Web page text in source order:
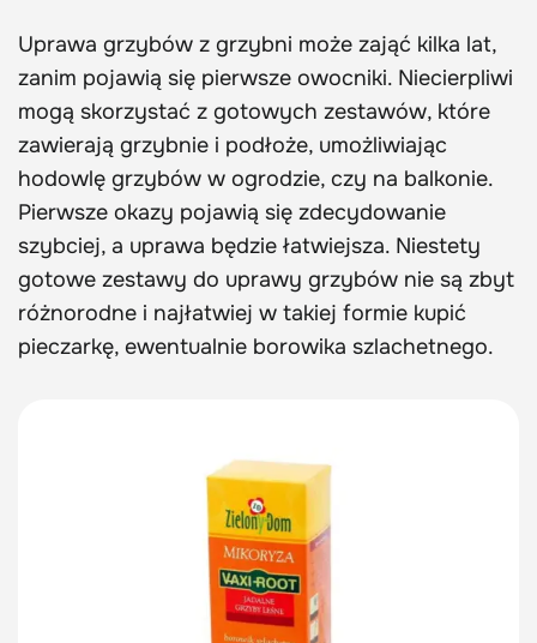
Uprawa grzybów z grzybni może zająć kilka lat,
zanim pojawią się pierwsze owocniki. Niecierpliwi
mogą skorzystać z gotowych zestawów, które
zawierają grzybnie i podłoże, umożliwiając
hodowlę grzybów w ogrodzie, czy na balkonie.
Pierwsze okazy pojawią się zdecydowanie
szybciej, a uprawa będzie łatwiejsza. Niestety
gotowe zestawy do uprawy grzybów nie są zbyt
różnorodne i najłatwiej w takiej formie kupić
pieczarkę, ewentualnie borowika szlachetnego.